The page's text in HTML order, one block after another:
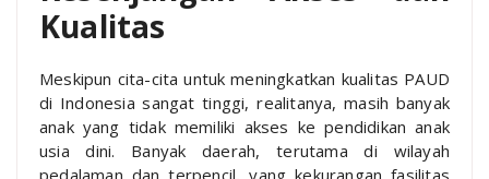
Kualitas
Meskipun cita-cita untuk meningkatkan kualitas PAUD
di Indonesia sangat tinggi, realitanya, masih banyak
anak yang tidak memiliki akses ke pendidikan anak
usia dini. Banyak daerah, terutama di wilayah
pedalaman dan terpencil, yang kekurangan fasilitas